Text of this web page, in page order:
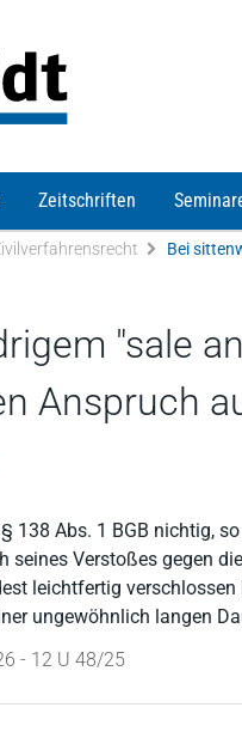
Zeitschriften
"sale
Anspruch
138 Abs. 1 BGB nichtig,
seines Verstoßes gegen
leichtfertig
ungewöhnlich langen
- 12 U 48/25